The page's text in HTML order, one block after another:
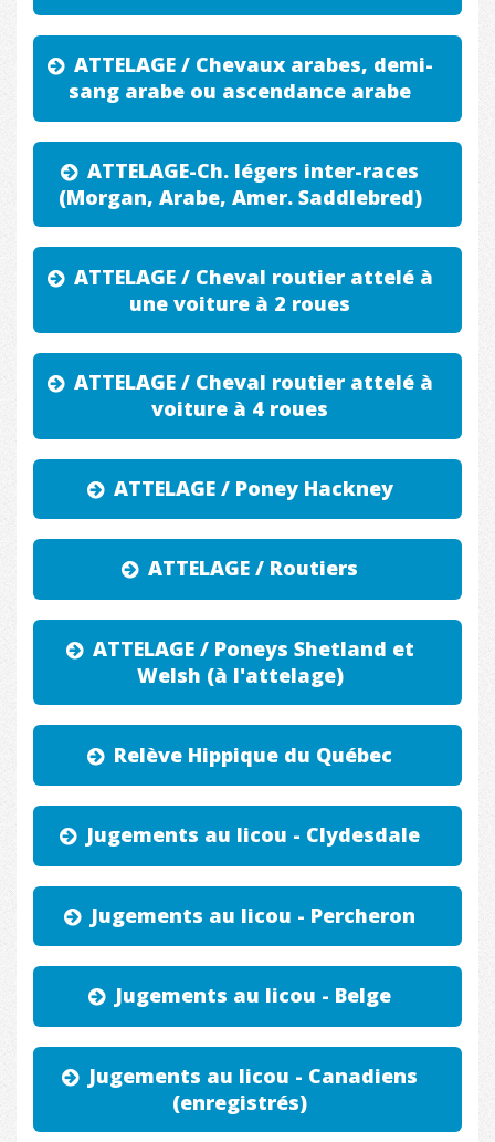
ATTELAGE / Chevaux arabes, demi-
sang arabe ou ascendance arabe
ATTELAGE-Ch. légers inter-races
(Morgan, Arabe, Amer. Saddlebred)
ATTELAGE / Cheval routier attelé à
une voiture à 2 roues
ATTELAGE / Cheval routier attelé à
voiture à 4 roues
ATTELAGE / Poney Hackney
ATTELAGE / Routiers
ATTELAGE / Poneys Shetland et
Welsh (à l'attelage)
Relève Hippique du Québec
Jugements au licou - Clydesdale
Jugements au licou - Percheron
Jugements au licou - Belge
Jugements au licou - Canadiens
(enregistrés)